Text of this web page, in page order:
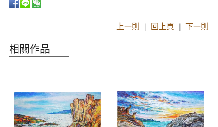
上一則 | 回上頁 |下一則
相關作品